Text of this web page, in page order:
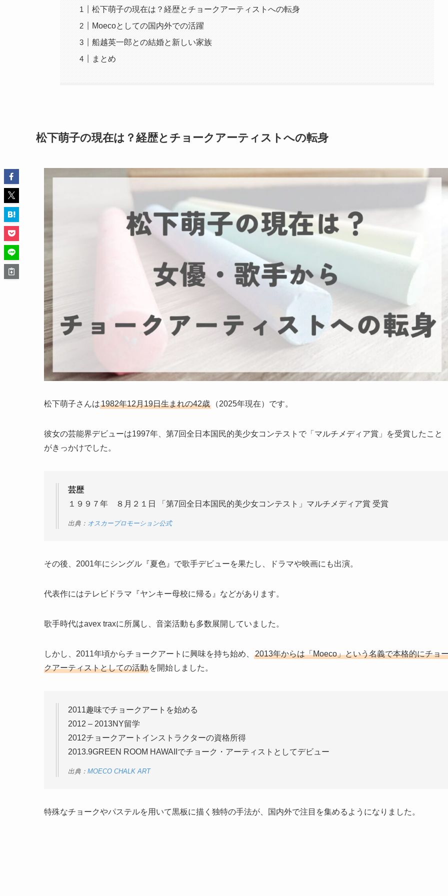
松下萌子の現在は？経歴とチョークアーティストへの転身
Moecoとしての国内外での活躍
船越英一郎との結婚と新しい家族
まとめ
松下萌子の現在は？経歴とチョークアーティストへの転身
松下萌子さんは1982年12月19日生まれの42歳 （2025年現在）です。
彼女の芸能界デビューは1997年、第7回全日本国民的美少女コンテストで「マルチメディア賞」を受賞したこと
がきっかけでした。
芸歴
１９９７年 ８月２１日 「第7回全日本国民的美少女コンテスト」マルチメディア賞 受賞
出典： オスカープロモーション公式
その後、2001年にシングル『夏色』で歌手デビューを果たし、ドラマや映画にも出演。
代表作にはテレビドラマ『ヤンキー母校に帰る』などがあります。
歌手時代はavex traxに所属し、音楽活動も多数展開していました。
しかし、2011年頃からチョークアートに興味を持ち始め、
2013年からは「Moeco」という名義で本格的にチョ
クアーティストとしての活動 を開始しました。
2011趣味でチョークアートを始める
2012 – 2013NY留学
2012チョークアートインストラクターの資格所得
2013.9GREEN ROOM HAWAIIでチョーク・アーティストとしてデビュー
出典： MOECO CHALK ART
特殊なチョークやパステルを用いて黒板に描く独特の手法が、国内外で注目を集めるようになりました。